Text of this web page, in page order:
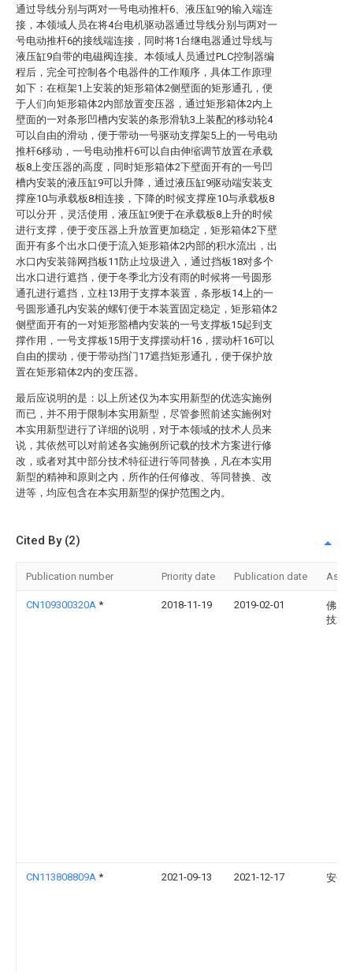
通过导线分别与两对一号电动推杆6、液压缸9的输入端连
接，本领域人员在将4台电机驱动器通过导线分别与两对一
号电动推杆6的接线端连接，同时将1台继电器通过导线与
液压缸9自带的电磁阀连接。本领域人员通过PLC控制器编
程后，完全可控制各个电器件的工作顺序，具体工作原理
如下：在框架1上安装的矩形箱体2侧壁面的矩形通孔，便
于人们向矩形箱体2内部放置变压器，通过矩形箱体2内上
壁面的一对条形凹槽内安装的条形滑轨3上装配的移动轮4
可以自由的滑动，便于带动一号驱动支撑架5上的一号电动
推杆6移动，一号电动推杆6可以自由伸缩调节放置在承载
板8上变压器的高度，同时矩形箱体2下壁面开有的一号凹
槽内安装的液压缸9可以升降，通过液压缸9驱动端安装支
撑座10与承载板8相连接，下降的时候支撑座10与承载板8
可以分开，灵活使用，液压缸9便于在承载板8上升的时候
进行支撑，便于变压器上升放置更加稳定，矩形箱体2下壁
面开有多个出水口便于流入矩形箱体2内部的积水流出，出
水口内安装筛网挡板11防止垃圾进入，通过挡板18对多个
出水口进行遮挡，便于冬季北方没有雨的时候将一号圆形
通孔进行遮挡，立柱13用于支撑本装置，条形板14上的一
号圆形通孔内安装的螺钉便于本装置固定稳定，矩形箱体2
侧壁面开有的一对矩形豁槽内安装的一号支撑板15起到支
撑作用，一号支撑板15用于支撑摆动杆16，摆动杆16可以
自由的摆动，便于带动挡门17遮挡矩形通孔，便于保护放
置在矩形箱体2内的变压器。
最后应说明的是：以上所述仅为本实用新型的优选实施例
而已，并不用于限制本实用新型，尽管参照前述实施例对
本实用新型进行了详细的说明，对于本领域的技术人员来
说，其依然可以对前述各实施例所记载的技术方案进行修
改，或者对其中部分技术特征进行等同替换，凡在本实用
新型的精神和原则之内，所作的任何修改、等同替换、改
进等，均应包含在本实用新型的保护范围之内。
Cited By (2)
Publication number Priority date Publication date
CN109300320A * 2018-11-19 2019-02-01
佛山
技术
CN113808809A * 2021-09-13 2021-12-17 安佰